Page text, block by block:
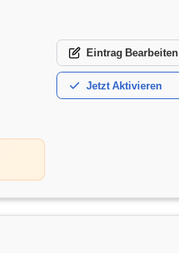
Eintrag Bearbeiten
Jetzt Aktivieren